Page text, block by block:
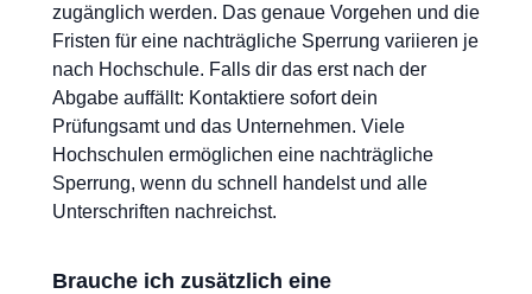
zugänglich werden. Das genaue Vorgehen und die
Fristen für eine nachträgliche Sperrung variieren je
nach Hochschule. Falls dir das erst nach der
Abgabe auffällt: Kontaktiere sofort dein
Prüfungsamt und das Unternehmen. Viele
Hochschulen ermöglichen eine nachträgliche
Sperrung, wenn du schnell handelst und alle
Unterschriften nachreichst.
Brauche ich zusätzlich eine